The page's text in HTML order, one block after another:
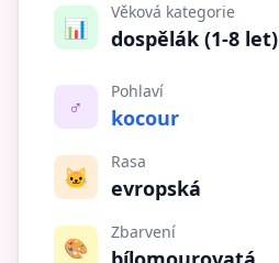
📊
Věková kategorie
dospělák (1-8 let)
♂️
Pohlaví
kocour
🐱
Rasa
evropská
🎨
Zbarvení